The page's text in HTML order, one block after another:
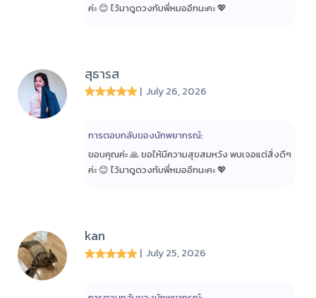
ค่ะ 😊 ไว้มาดูดวงกับพี่หมออีกนะคะ 💖
สุธารส
| July 26, 2026
การตอบกลับของนักพยากรณ์:
ขอบคุณค่ะ 🙏 ขอให้มีความสุขสมหวัง พบเจอแต่สิ่งดีๆ
ค่ะ 😊 ไว้มาดูดวงกับพี่หมออีกนะคะ 💖
kan
| July 25, 2026